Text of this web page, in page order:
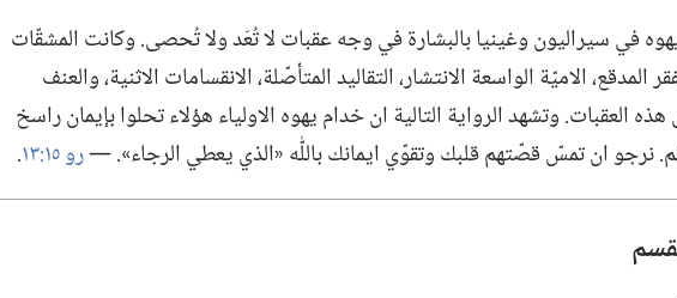
في سيراليون وغينيا بالبشارة في وجه عقبات لا تُعَد ولا تُحصى.‏ وكانت المشقّات
المدقع،‏ الاميّة الواسعة الانتشار،‏ التقاليد المتأصّلة،‏ الانقسامات الاثنية،‏ والعنف
العقبات.‏ وتشهد الرواية التالية ان خدام يهوه الاولياء هؤلاء تحلوا بإيمان راسخ
نرجو ان تمسّ قصّتهم قلبك وتقوّي ايمانك باللّٰه «الذي يعطي الرجاء».‏ —‏رو ١٥:‏١٣ ‏.‏